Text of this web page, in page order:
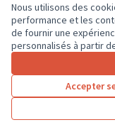
Nous utilisons des
performance et les
de fournir une
personnalisés à partir
Accepter
CP
ECOLE PUBLIQUE